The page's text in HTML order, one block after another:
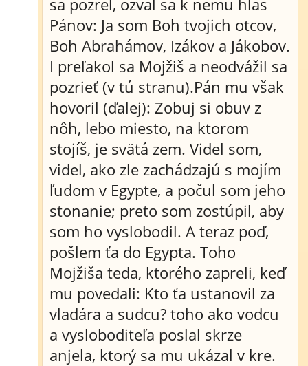
sa pozrel, ozval sa k nemu hlas
Pánov: Ja som Boh tvojich otcov,
Boh Abrahámov, Izákov a Jákobov.
I preľakol sa Mojžiš a neodvážil sa
pozrieť (v tú stranu).Pán mu však
hovoril (ďalej): Zobuj si obuv z
nôh, lebo miesto, na ktorom
stojíš, je svätá zem. Videl som,
videl, ako zle zachádzajú s mojím
ľudom v Egypte, a počul som jeho
stonanie; preto som zostúpil, aby
som ho vyslobodil. A teraz poď,
pošlem ťa do Egypta. Toho
Mojžiša teda, ktorého zapreli, keď
mu povedali: Kto ťa ustanovil za
vladára a sudcu? toho ako vodcu
a vysloboditeľa poslal skrze
anjela, ktorý sa mu ukázal v kre.